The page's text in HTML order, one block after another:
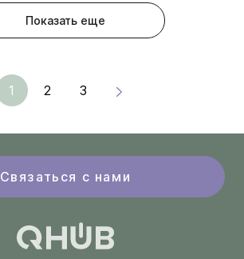
Показать еще
1 2 3
Связаться с нами